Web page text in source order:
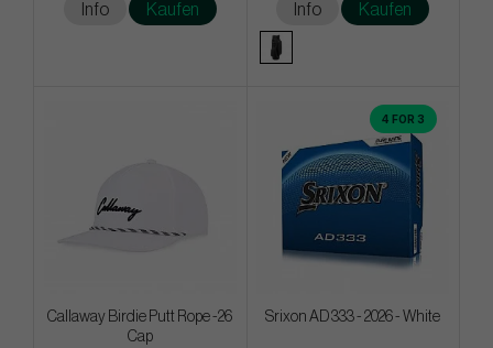
Info Kaufen Info Kaufen
Callaway Birdie Putt Rope -26
Cap
4 FOR 3
Srixon AD 333 - 2026 - White